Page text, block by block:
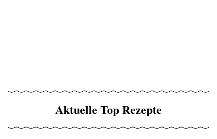
Aktuelle Top Rezepte